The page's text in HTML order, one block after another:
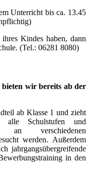
Unterricht bis ca. 13.45
Kindes haben, dann
(Tel.: 06281 8080)
wir bereits ab der
ab Klasse 1 und zieht
Schulstufen und
an verschiedenen
werden. Außerdem
jahrgangsübergreifende
in den